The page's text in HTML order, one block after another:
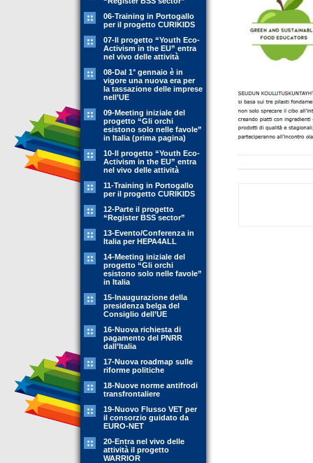
06-Training in Portogallo
per il progetto CURIKIDS
07-Il progetto “Youth Eco-
Activism in the EU” entra
nel vivo delle attività
08-Dal 1° gennaio è in
vigore una nuova era per
la tassazione delle imprese
nell’UE
09-Meeting iniziale del
progetto “Gli orchi
esistono solo nelle favole”
in Italia (prima pagina)
10-Il progetto “Youth Eco-
Activism in the EU” entra
nel vivo delle attività
11-Training in Portogallo
per il progetto CURIKIDS
12-Parte il progetto
“Register BSS sector”
13-Evento/Conferenza in
Italia per HEPA4ALL
14-Meeting iniziale del
progetto “Gli orchi
esistono solo nelle favole”
in Italia
15-Inaugurazione della
presidenza belga del
Consiglio dell’UE
16-Nuova richiesta di
pagamento del PNRR
dall’Italia
17-Nuova roadmap sulle
riforme politiche
18-Nuove norme antifrodi
transfrontaliere
19-Nuovo Flusso VET per
il consorzio guidato da
EURO-NET
20-Entra nel vivo delle
attività il progetto
WARRIOR